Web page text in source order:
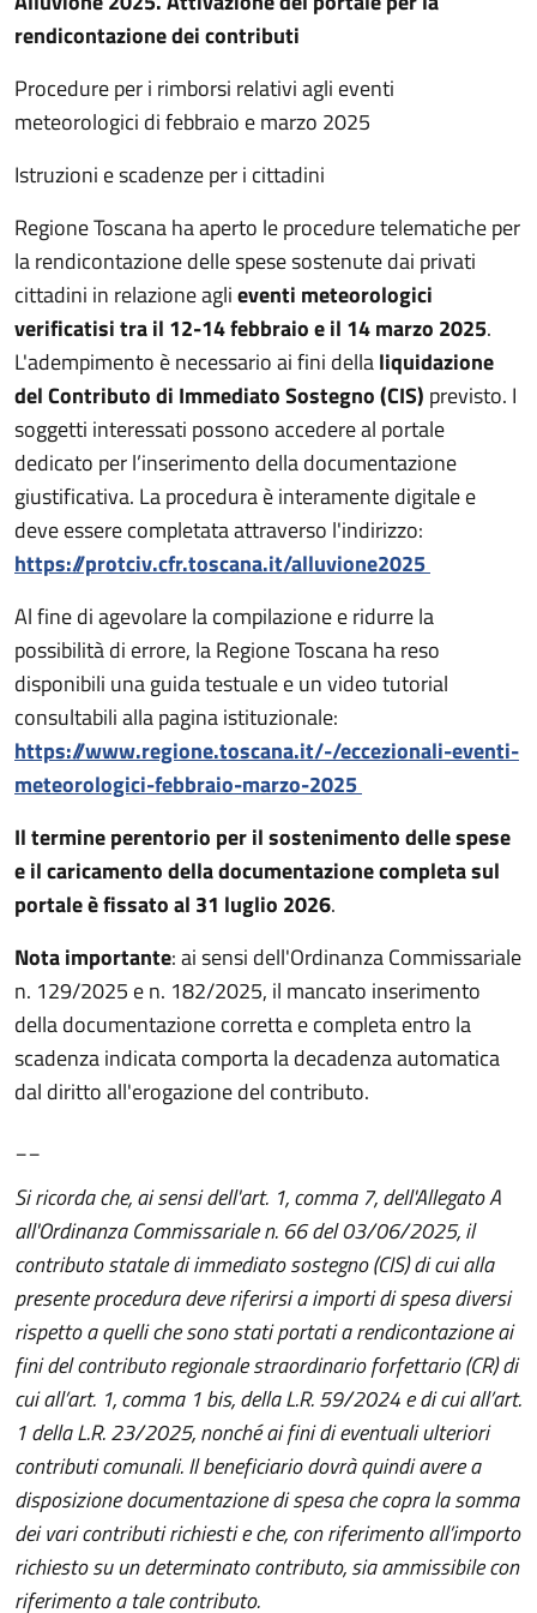
rendicontazione dei contributi
Procedure per i rimborsi relativi agli eventi
meteorologici di febbraio e marzo 2025
Istruzioni e scadenze per i cittadini
Regione Toscana ha aperto le procedure telematiche per
la rendicontazione delle spese sostenute dai privati
cittadini in relazione aglieventi meteorologici
verificatisi tra il 12-14 febbraio e il 14 marzo 2025.
L'adempimento è necessario ai fini dellaliquidazione
del Contributo di Immediato Sostegno (CIS) previsto. I
soggetti interessati possono accedere al portale
dedicato per l’inserimento della documentazione
giustificativa. La procedura è interamente digitale e
deve essere completata attraverso l'indirizzo:
https://protciv.cfr.toscana.it/alluvione2025
Al fine di agevolare la compilazione e ridurre la
possibilità di errore, la Regione Toscana ha reso
disponibili una guida testuale e un video tutorial
consultabili alla pagina istituzionale:
https://www.regione.toscana.it/-/eccezionali-eventi-
meteorologici-febbraio-marzo-2025
Il termine perentorio per il sostenimento delle spese
e il caricamento della documentazione completa sul
portale è fissato al 31 luglio 2026.
Nota importante: ai sensi dell'Ordinanza Commissariale
n. 129/2025 e n. 182/2025, il mancato inserimento
della documentazione corretta e completa entro la
scadenza indicata comporta la decadenza automatica
dal diritto all'erogazione del contributo.
Si ricorda che, ai sensi dell'art. 1, comma 7, dell'Allegato A
all'Ordinanza Commissariale n. 66 del 03/06/2025, il
contributo statale di immediato sostegno (CIS) di cui alla
presente procedura deve riferirsi a importi di spesa diversi
rispetto a quelli che sono stati portati a rendicontazione ai
fini del contributo regionale straordinario forfettario (CR) di
cui all’art. 1, comma 1 bis, della L.R. 59/2024 e di cui all’art.
1 della L.R. 23/2025, nonché ai fini di eventuali ulteriori
contributi comunali. Il beneficiario dovrà quindi avere a
disposizione documentazione di spesa che copra la somma
dei vari contributi richiesti e che, con riferimento all’importo
richiesto su un determinato contributo, sia ammissibile con
riferimento a tale contributo.